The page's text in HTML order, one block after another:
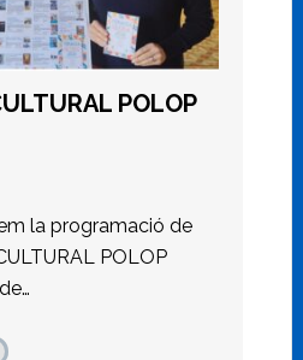
POLOP
la programació de
POLOP